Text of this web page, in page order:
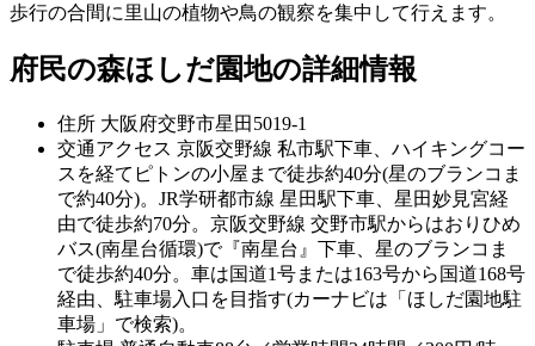
歩行の合間に里山の植物や鳥の観察を集中して行えます。
府民の森ほしだ園地の詳細情報
住所 大阪府交野市星田5019-1
交通アクセス 京阪交野線 私市駅下車、ハイキングコー
スを経てピトンの小屋まで徒歩約40分(星のブランコま
で約40分)。JR学研都市線 星田駅下車、星田妙見宮経
由で徒歩約70分。京阪交野線 交野市駅からはおりひめ
バス(南星台循環)で『南星台』下車、星のブランコま
で徒歩約40分。車は国道1号または163号から国道168号
経由、駐車場入口を目指す(カーナビは「ほしだ園地駐
車場」で検索)。